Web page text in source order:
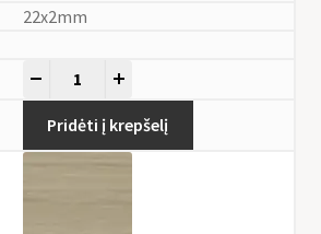
22x2mm
Pridėti į krepšelį